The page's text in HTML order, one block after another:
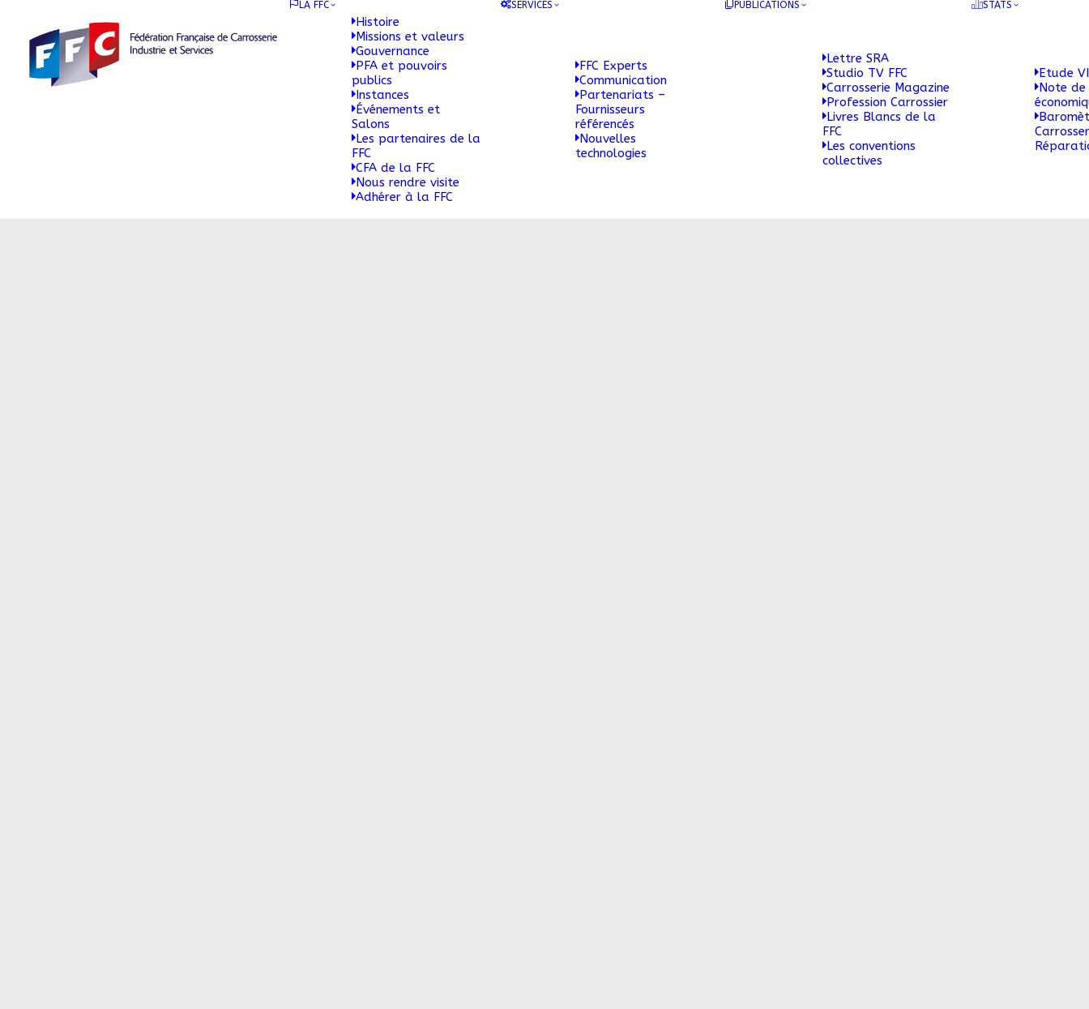
LA FFC
Histoire
Missions et valeurs
Gouvernance
PFA et pouvoirs
publics
Instances
Événements et
Salons
Les partenaires de la
FFC
CFA de la FFC
Nous rendre visite
Adhérer à la FFC
SERVICES
FFC Experts
Communication
Partenariats –
Fournisseurs
référencés
Nouvelles
technologies
PUBLICATIONS
Lettre SRA
Studio TV FFC
Carrosserie Magazine
Profession Carrossier
Livres Blancs de la
FFC
Les conventions
collectives
STATS
Etude
Note de